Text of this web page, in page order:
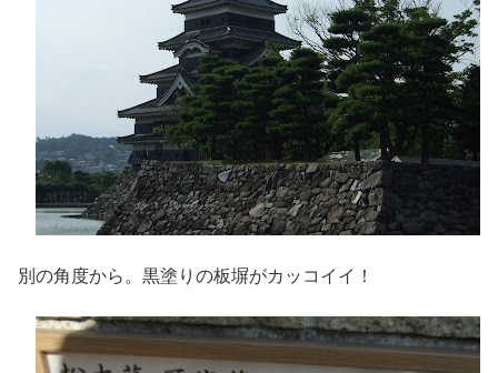
別の角度から。黒塗りの板塀がカッコイイ！